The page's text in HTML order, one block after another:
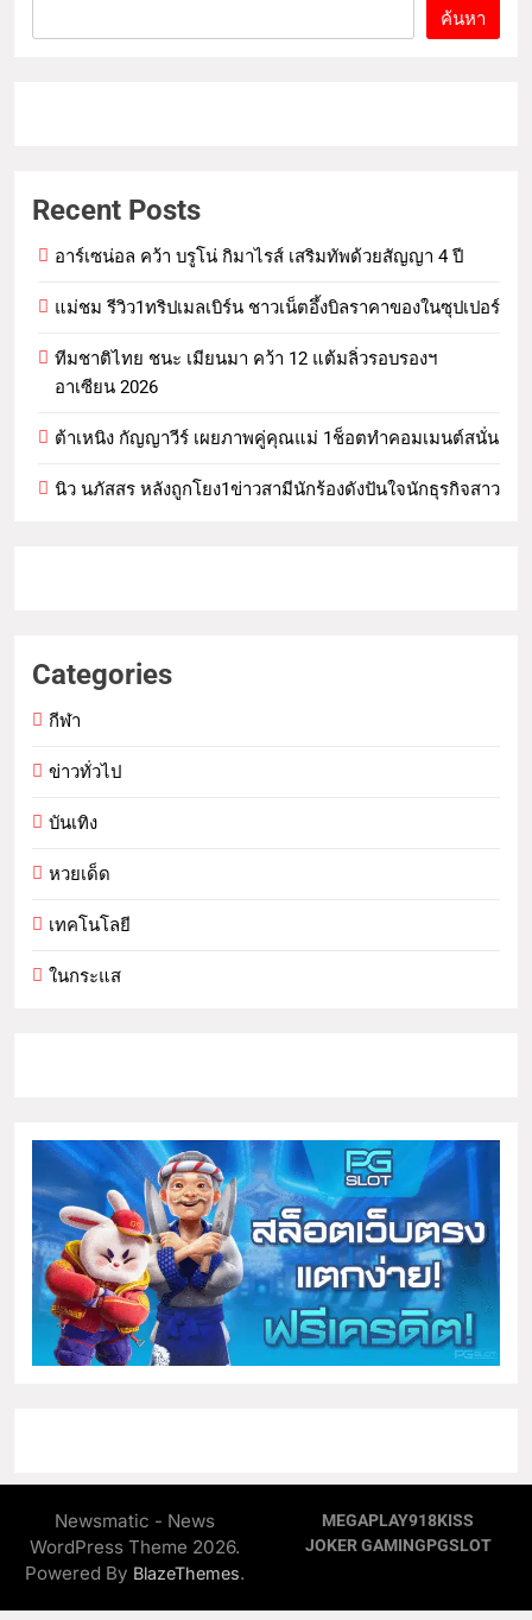
ค้นหา
Recent Posts
อาร์เซน่อล คว้า บรูโน่ กิมาไรส์ เสริมทัพด้วยสัญญา 4 ปี
แม่ชม รีวิว1ทริปเมลเบิร์น ชาวเน็ตอึ้งบิลราคาของในซุปเปอร์
ทีมชาติไทย ชนะ เมียนมา คว้า 12 แต้มลิ่วรอบรองฯ
อาเซียน 2026
ต้าเหนิง กัญญาวีร์ เผยภาพคู่คุณแม่ 1ช็อตทำคอมเมนต์สนั่น
นิว นภัสสร หลังถูกโยง1ข่าวสามีนักร้องดังปันใจนักธุรกิจสาว
Categories
กีฬา
ข่าวทั่วไป
บันเทิง
หวยเด็ด
เทคโนโลยี
ในกระแส
Newsmatic - News
WordPress Theme 2026.
Powered By BlazeThemes.
MEGAPLAY918KISS
JOKER GAMINGPGSLOT